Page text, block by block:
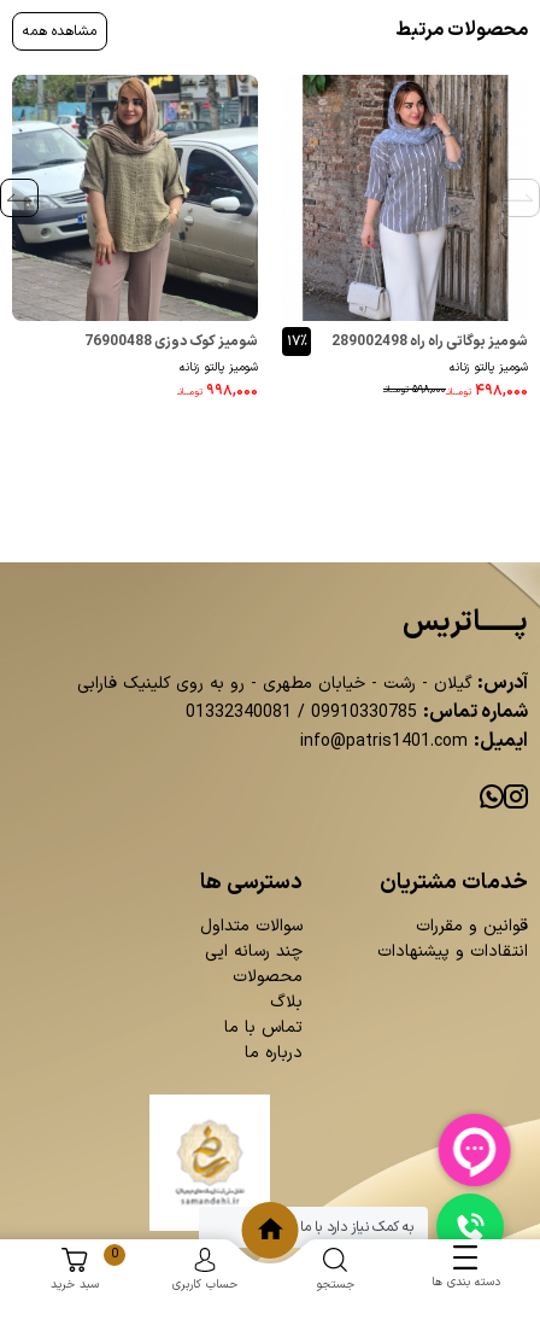
محصولات مرتبط مشاهده همه
شومیز بوگاتی راه راه 289002498
شومیز پالتو زنانه
۵۹۸,۰۰۰ تومــانـ ۴۹۸,۰۰۰ تومــانـ
۱۷٪ شومیز کوک دوزی 76900488
شومیز پالتو زنانه
۹۹۸,۰۰۰ تومــانـ
پــــــاتریس
آدرس: گیلان - رشت - خیابان مطهری - رو به روی کلینیک فارابی
شماره تماس: 09910330785
/
01332340081
ایمیل: info@patris1401.com
خدمات مشتریان
قوانین و مقررات
انتقادات و پیشنهادات
دسترسی ها
سوالات متداول
چند رسانه ایی
محصولات
بلاگ
تماس با ما
درباره ما
دسته بندی ها جستجو حساب کاربری
0
سبد خرید
به کمک نیاز دارد با ما چت کنید